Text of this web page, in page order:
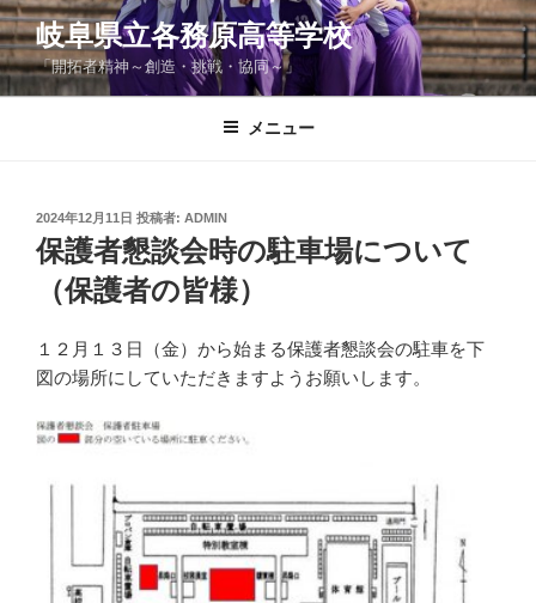
コ
ン
テ
ン
岐阜県立各務原高等学校
「開拓者精神～創造・挑戦・協同～」
メニュー
投
稿
日:
2024年12月11日 投稿者: ADMIN
保護者懇談会時の駐車場について
（保護者の皆様）
１２月１３日（金）から始まる保護者懇談会の駐車を下
図の場所にしていただきますようお願いします。